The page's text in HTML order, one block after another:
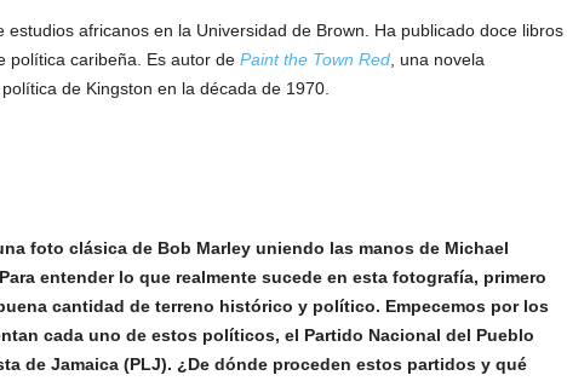
estudios africanos en la Universidad de Brown. Ha publicado doce libros
política caribeña. Es autor de Paint the Town Red, una novela
de Kingston en la década de 1970.
foto clásica de Bob Marley uniendo las manos de Michael
entender lo que realmente sucede en esta fotografía, primero
cantidad de terreno histórico y político. Empecemos por los
cada uno de estos políticos, el Partido Nacional del Pueblo
de Jamaica (PLJ). ¿De dónde proceden estos partidos y qué